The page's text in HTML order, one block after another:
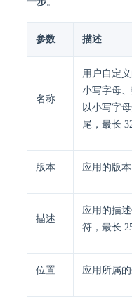
参数 描述
名称
用户自定
小写字母
以小写字
尾，最长
版本 应用的版本
描述
应用的描
符，最长
位置 应用所属